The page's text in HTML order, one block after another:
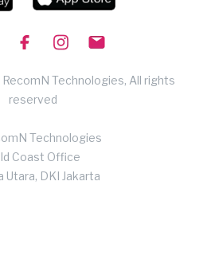
Technologies, All rights
reserved
Technologies
Coast Office
Utara, DKI Jakarta